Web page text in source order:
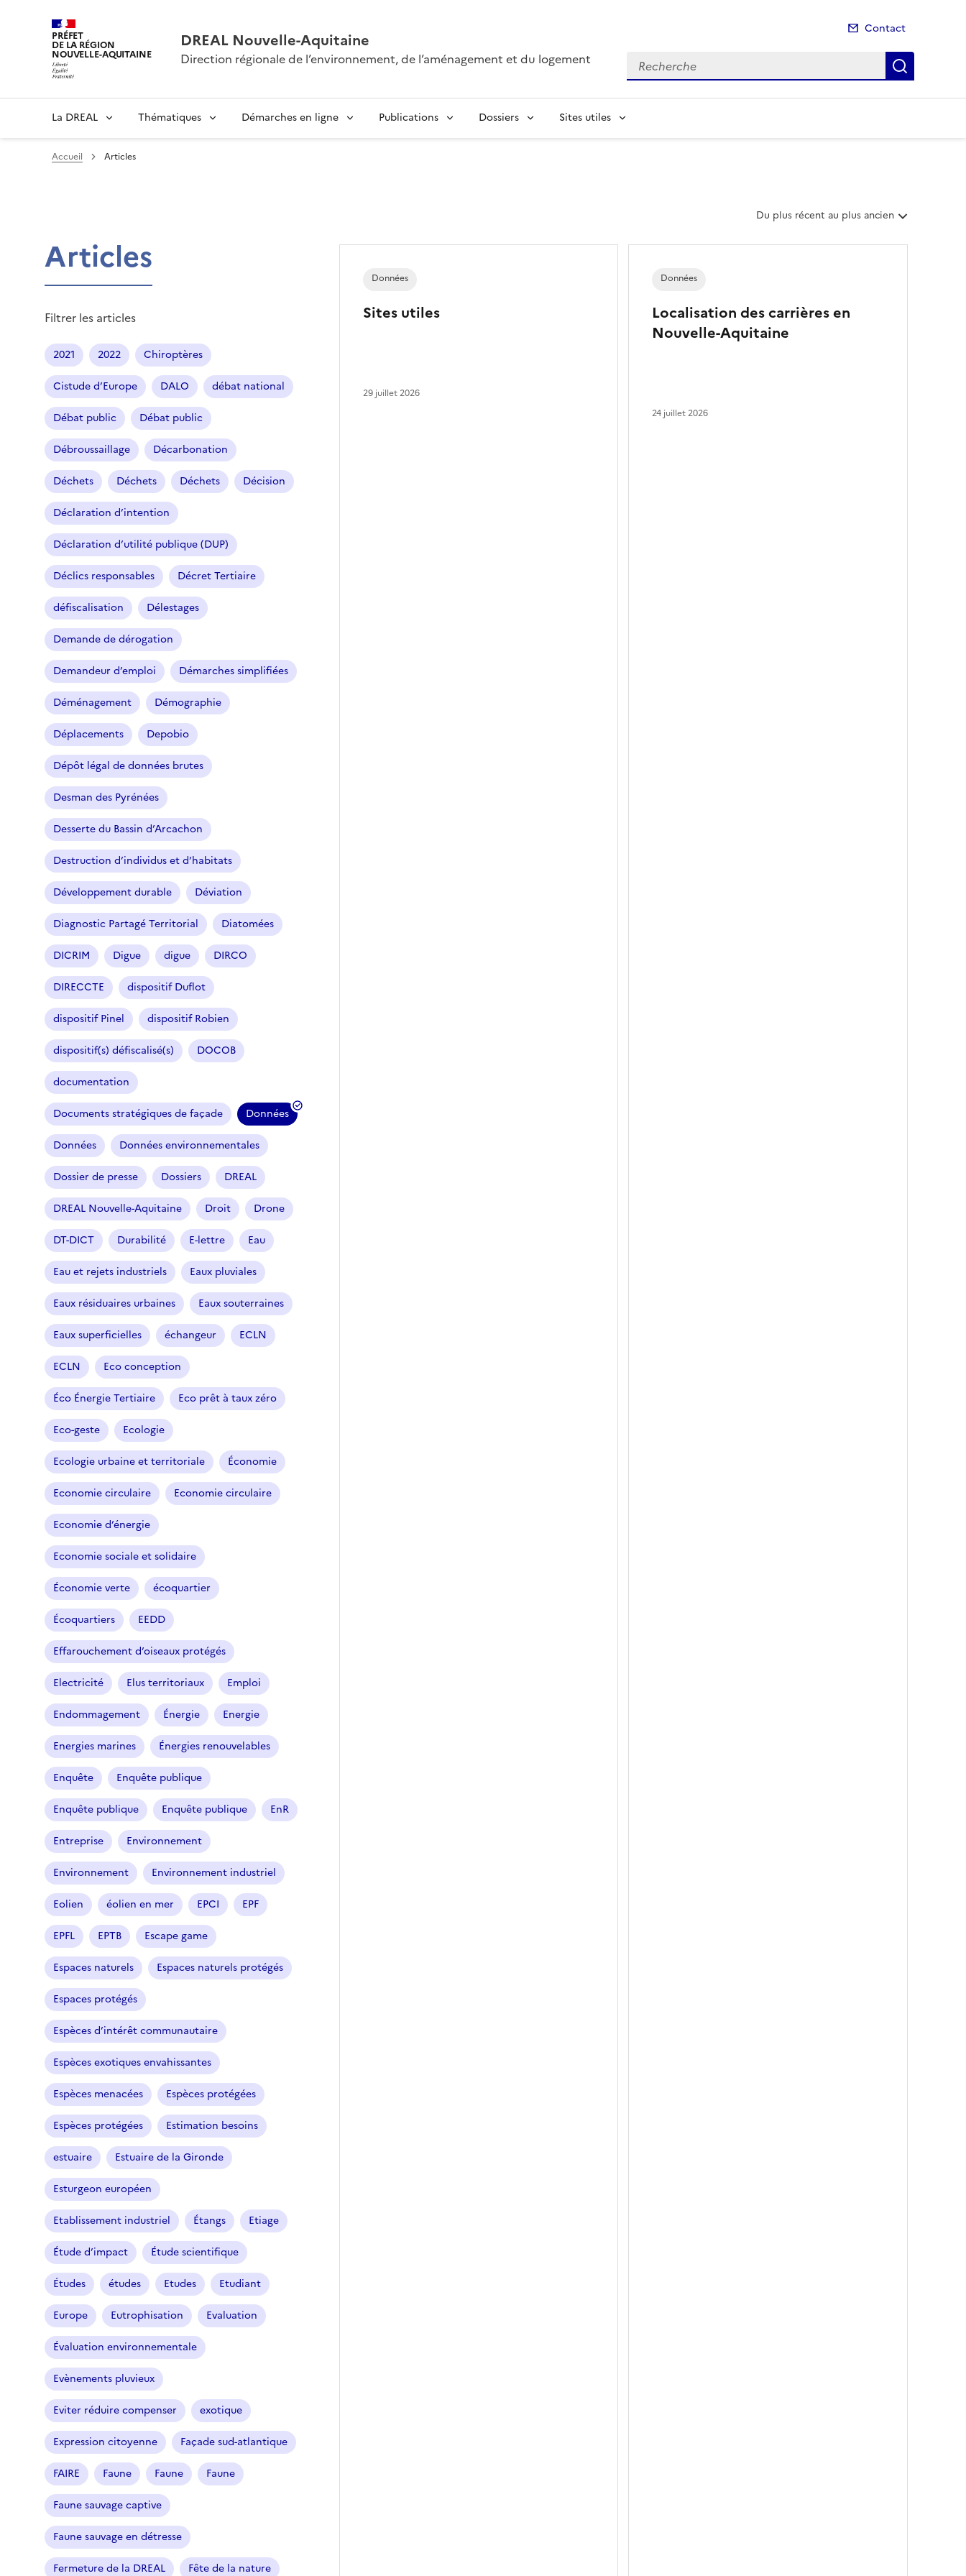
PRÉFET
DE LA RÉGION
NOUVELLE-AQUITAINE
DREAL Nouvelle-Aquitaine
Direction régionale de l’environnement, de l’aménagement et du logement
Contact
Recherche
La DREAL Thématiques Démarches en ligne Publications Dossiers Sites utiles
Accueil Articles
T
i
s
a
Du plus récent au plus ancien
Articles
Filtrer les articles
2021 2022 Chiroptères
Cistude d’Europe DALO débat national
Débat public Débat public
Débroussaillage Décarbonation
Déchets Déchets Déchets Décision
Déclaration d’intention
Déclaration d’utilité publique (DUP)
Déclics responsables Décret Tertiaire
défiscalisation Délestages
Demande de dérogation
Demandeur d’emploi Démarches simplifiées
Déménagement Démographie
Déplacements Depobio
Dépôt légal de données brutes
Desman des Pyrénées
Desserte du Bassin d’Arcachon
Destruction d’individus et d’habitats
Développement durable Déviation
Diagnostic Partagé Territorial Diatomées
DICRIM Digue digue DIRCO
DIRECCTE dispositif Duflot
dispositif Pinel dispositif Robien
dispositif(s) défiscalisé(s) DOCOB
documentation
Documents stratégiques de façade Données
(
f
i
r
e
e
c
t
i
n
é
Données Données environnementales
Dossier de presse Dossiers DREAL
DREAL Nouvelle-Aquitaine Droit Drone
DT-DICT Durabilité E-lettre Eau
Eau et rejets industriels Eaux pluviales
Eaux résiduaires urbaines Eaux souterraines
Eaux superficielles échangeur ECLN
ECLN Eco conception
Éco Énergie Tertiaire Eco prêt à taux zéro
Eco-geste Ecologie
Ecologie urbaine et territoriale Économie
Economie circulaire Economie circulaire
Economie d’énergie
Economie sociale et solidaire
Économie verte écoquartier
Écoquartiers EEDD
Effarouchement d’oiseaux protégés
Electricité Elus territoriaux Emploi
Endommagement Énergie Energie
Energies marines Énergies renouvelables
Enquête Enquête publique
Enquête publique Enquête publique EnR
Entreprise Environnement
Environnement Environnement industriel
Eolien éolien en mer EPCI EPF
EPFL EPTB Escape game
Espaces naturels Espaces naturels protégés
Espaces protégés
Espèces d’intérêt communautaire
Espèces exotiques envahissantes
Espèces menacées Espèces protégées
Espèces protégées Estimation besoins
estuaire Estuaire de la Gironde
Esturgeon européen
Etablissement industriel Étangs Etiage
Étude d’impact Étude scientifique
Études études Etudes Etudiant
Europe Eutrophisation Evaluation
Évaluation environnementale
Evènements pluvieux
Eviter réduire compenser exotique
Expression citoyenne Façade sud-atlantique
FAIRE Faune Faune Faune
Faune sauvage captive
Faune sauvage en détresse
Fermeture de la DREAL Fête de la nature
Sites utiles
Données
29 juillet 2026
Localisation des carrières en
Nouvelle-Aquitaine
Données
24 juillet 2026